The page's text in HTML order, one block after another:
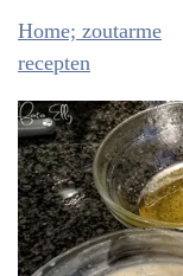
Home; zoutarme
recepten